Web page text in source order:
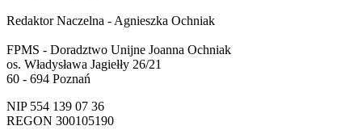
Redaktor Naczelna - Agnieszka Ochniak
FPMS - Doradztwo Unijne Joanna Ochniak
os. Władysława Jagiełły 26/21
60 - 694 Poznań
NIP 554 139 07 36
REGON 300105190